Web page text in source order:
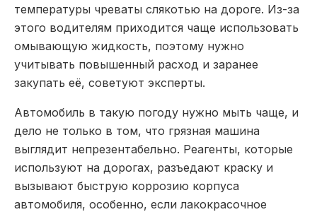
температуры чреваты слякотью на дороге. Из-за
этого водителям приходится чаще использовать
омывающую жидкость, поэтому нужно
учитывать повышенный расход и заранее
закупать её, советуют эксперты.
Автомобиль в такую погоду нужно мыть чаще, и
дело не только в том, что грязная машина
выглядит непрезентабельно. Реагенты, которые
используют на дорогах, разъедают краску и
вызывают быструю коррозию корпуса
автомобиля, особенно, если лакокрасочное